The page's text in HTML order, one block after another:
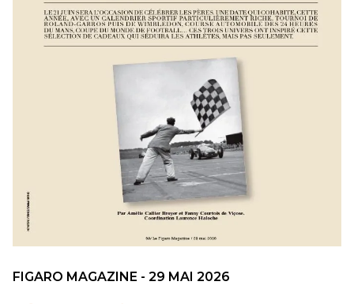
FIGARO MAGAZINE - 29 MAI 2026